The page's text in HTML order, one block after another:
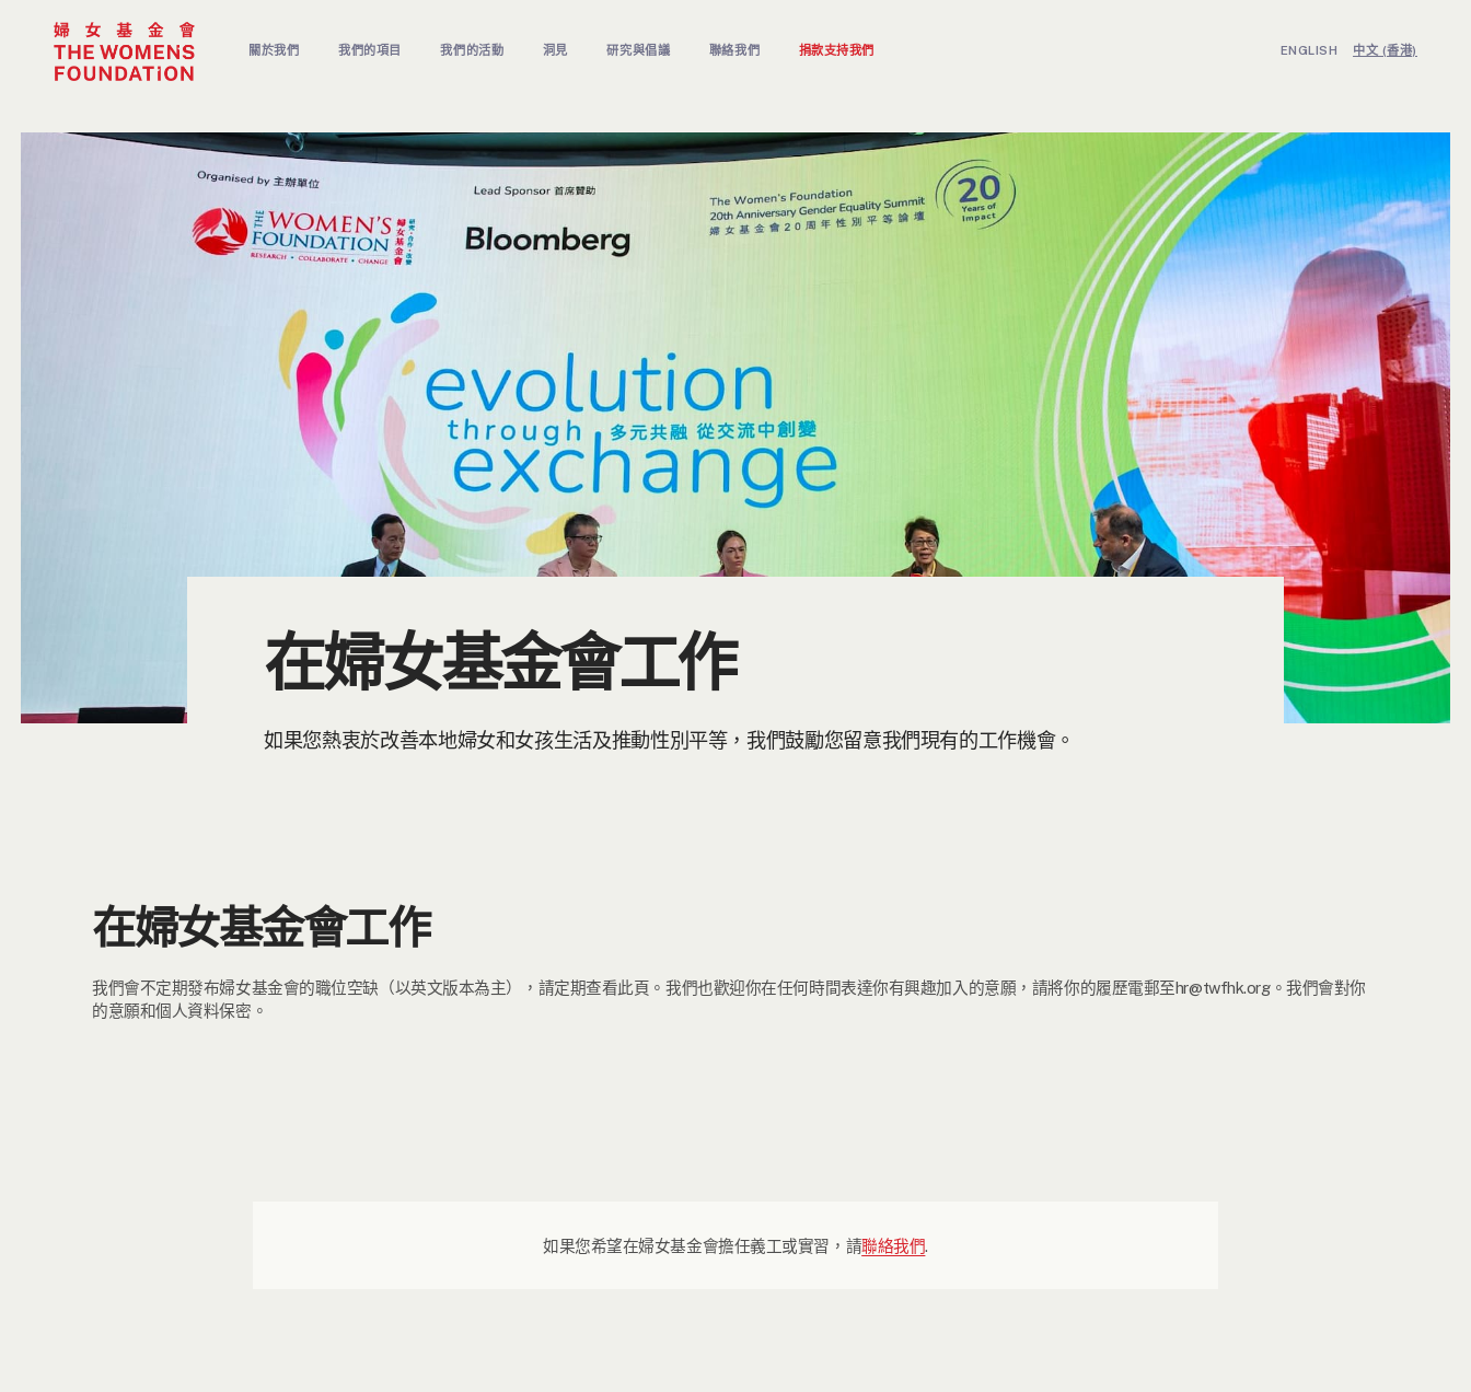
關於我們 我們的項目 我們的活動 洞見 研究與倡議 聯絡我們 捐款支持我們 ENGLISH 中文 (香港)
在婦女基金會工作
如果您熱衷於改善本地婦女和女孩生活及推動性別平等，我們鼓勵您留意我們現有的工作機會。
在婦女基金會工作
我們會不定期發布婦女基金會的職位空缺（以英文版本為主），請定期查看此頁。我們也歡迎你在任何時間表達你有興趣加入的意願，請將你的履歷電郵至hr@twfhk.org。我們會對你
的意願和個人資料保密。
如果您希望在婦女基金會擔任義工或實習，請聯絡我們.